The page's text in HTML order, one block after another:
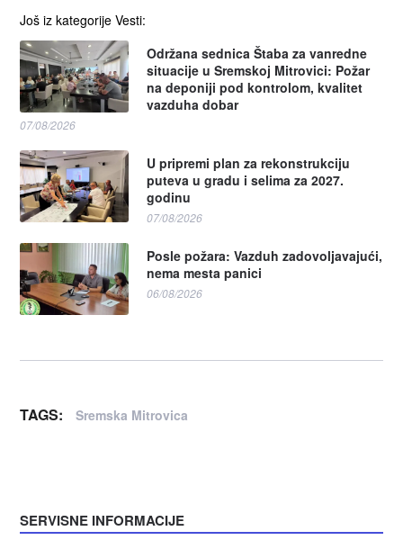
Još iz kategorije Vesti:
Održana sednica Štaba za vanredne
situacije u Sremskoj Mitrovici: Požar
na deponiji pod kontrolom, kvalitet
vazduha dobar
07/08/2026
U pripremi plan za rekonstrukciju
puteva u gradu i selima za 2027.
godinu
07/08/2026
Posle požara: Vazduh zadovoljavajući,
nema mesta panici
06/08/2026
TAGS: Sremska Mitrovica
SERVISNE INFORMACIJE